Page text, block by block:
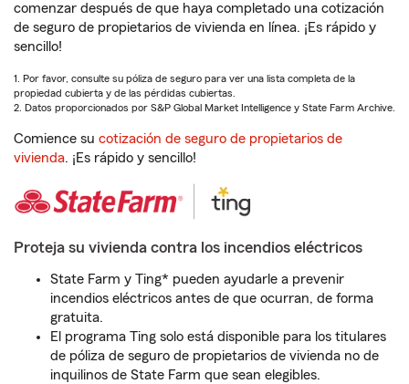
comenzar después de que haya completado una cotización
de seguro de propietarios de vivienda en línea. ¡Es rápido y
sencillo!
1. Por favor, consulte su póliza de seguro para ver una lista completa de la
propiedad cubierta y de las pérdidas cubiertas.
2. Datos proporcionados por S&P Global Market Intelligence y State Farm Archive.
Comience su cotización de seguro de propietarios de
vivienda. ¡Es rápido y sencillo!
Proteja su vivienda contra los incendios eléctricos
State Farm y Ting* pueden ayudarle a prevenir
incendios eléctricos antes de que ocurran, de forma
gratuita.
El programa Ting solo está disponible para los titulares
de póliza de seguro de propietarios de vivienda no de
inquilinos de State Farm que sean elegibles.